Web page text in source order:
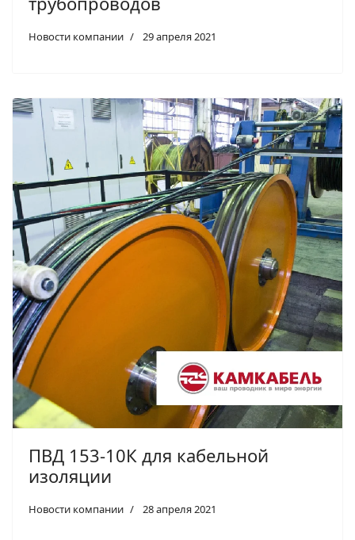
Новости компании 29 апреля 2021
ПВД 153-10К для кабельной
изоляции
Новости компании 28 апреля 2021